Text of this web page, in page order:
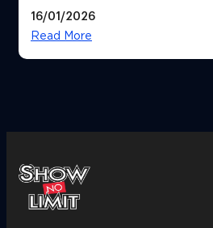
ได้ 53,000 ล้านบาท
16/01/2026
Read More